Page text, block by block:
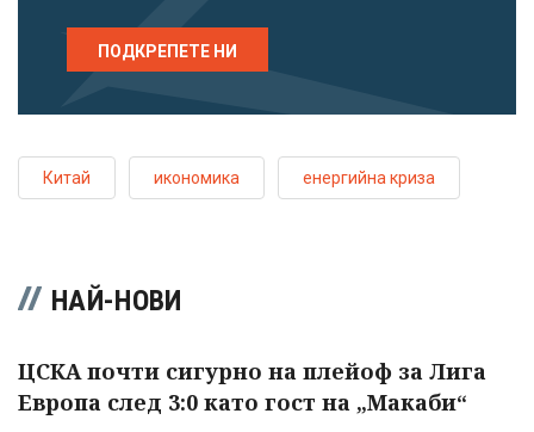
ПОДКРЕПЕТЕ НИ
Китай икономика енергийна криза
НАЙ-НОВИ
ЦСКА почти сигурно на плейоф за Лига
Европа след 3:0 като гост на „Макаби“